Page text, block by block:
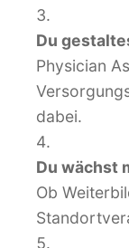
Du
Physician
dabei.
Du wächst
Ob